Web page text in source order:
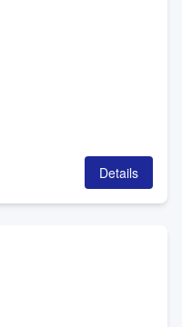
Details